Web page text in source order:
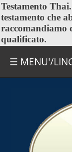
Testamento Thai
testamento che
raccomandiamo
qualificato.
☰ MENU'/